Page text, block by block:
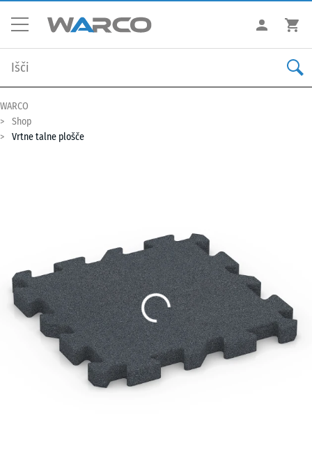
WARCO
Shop
Vrtne talne plošče